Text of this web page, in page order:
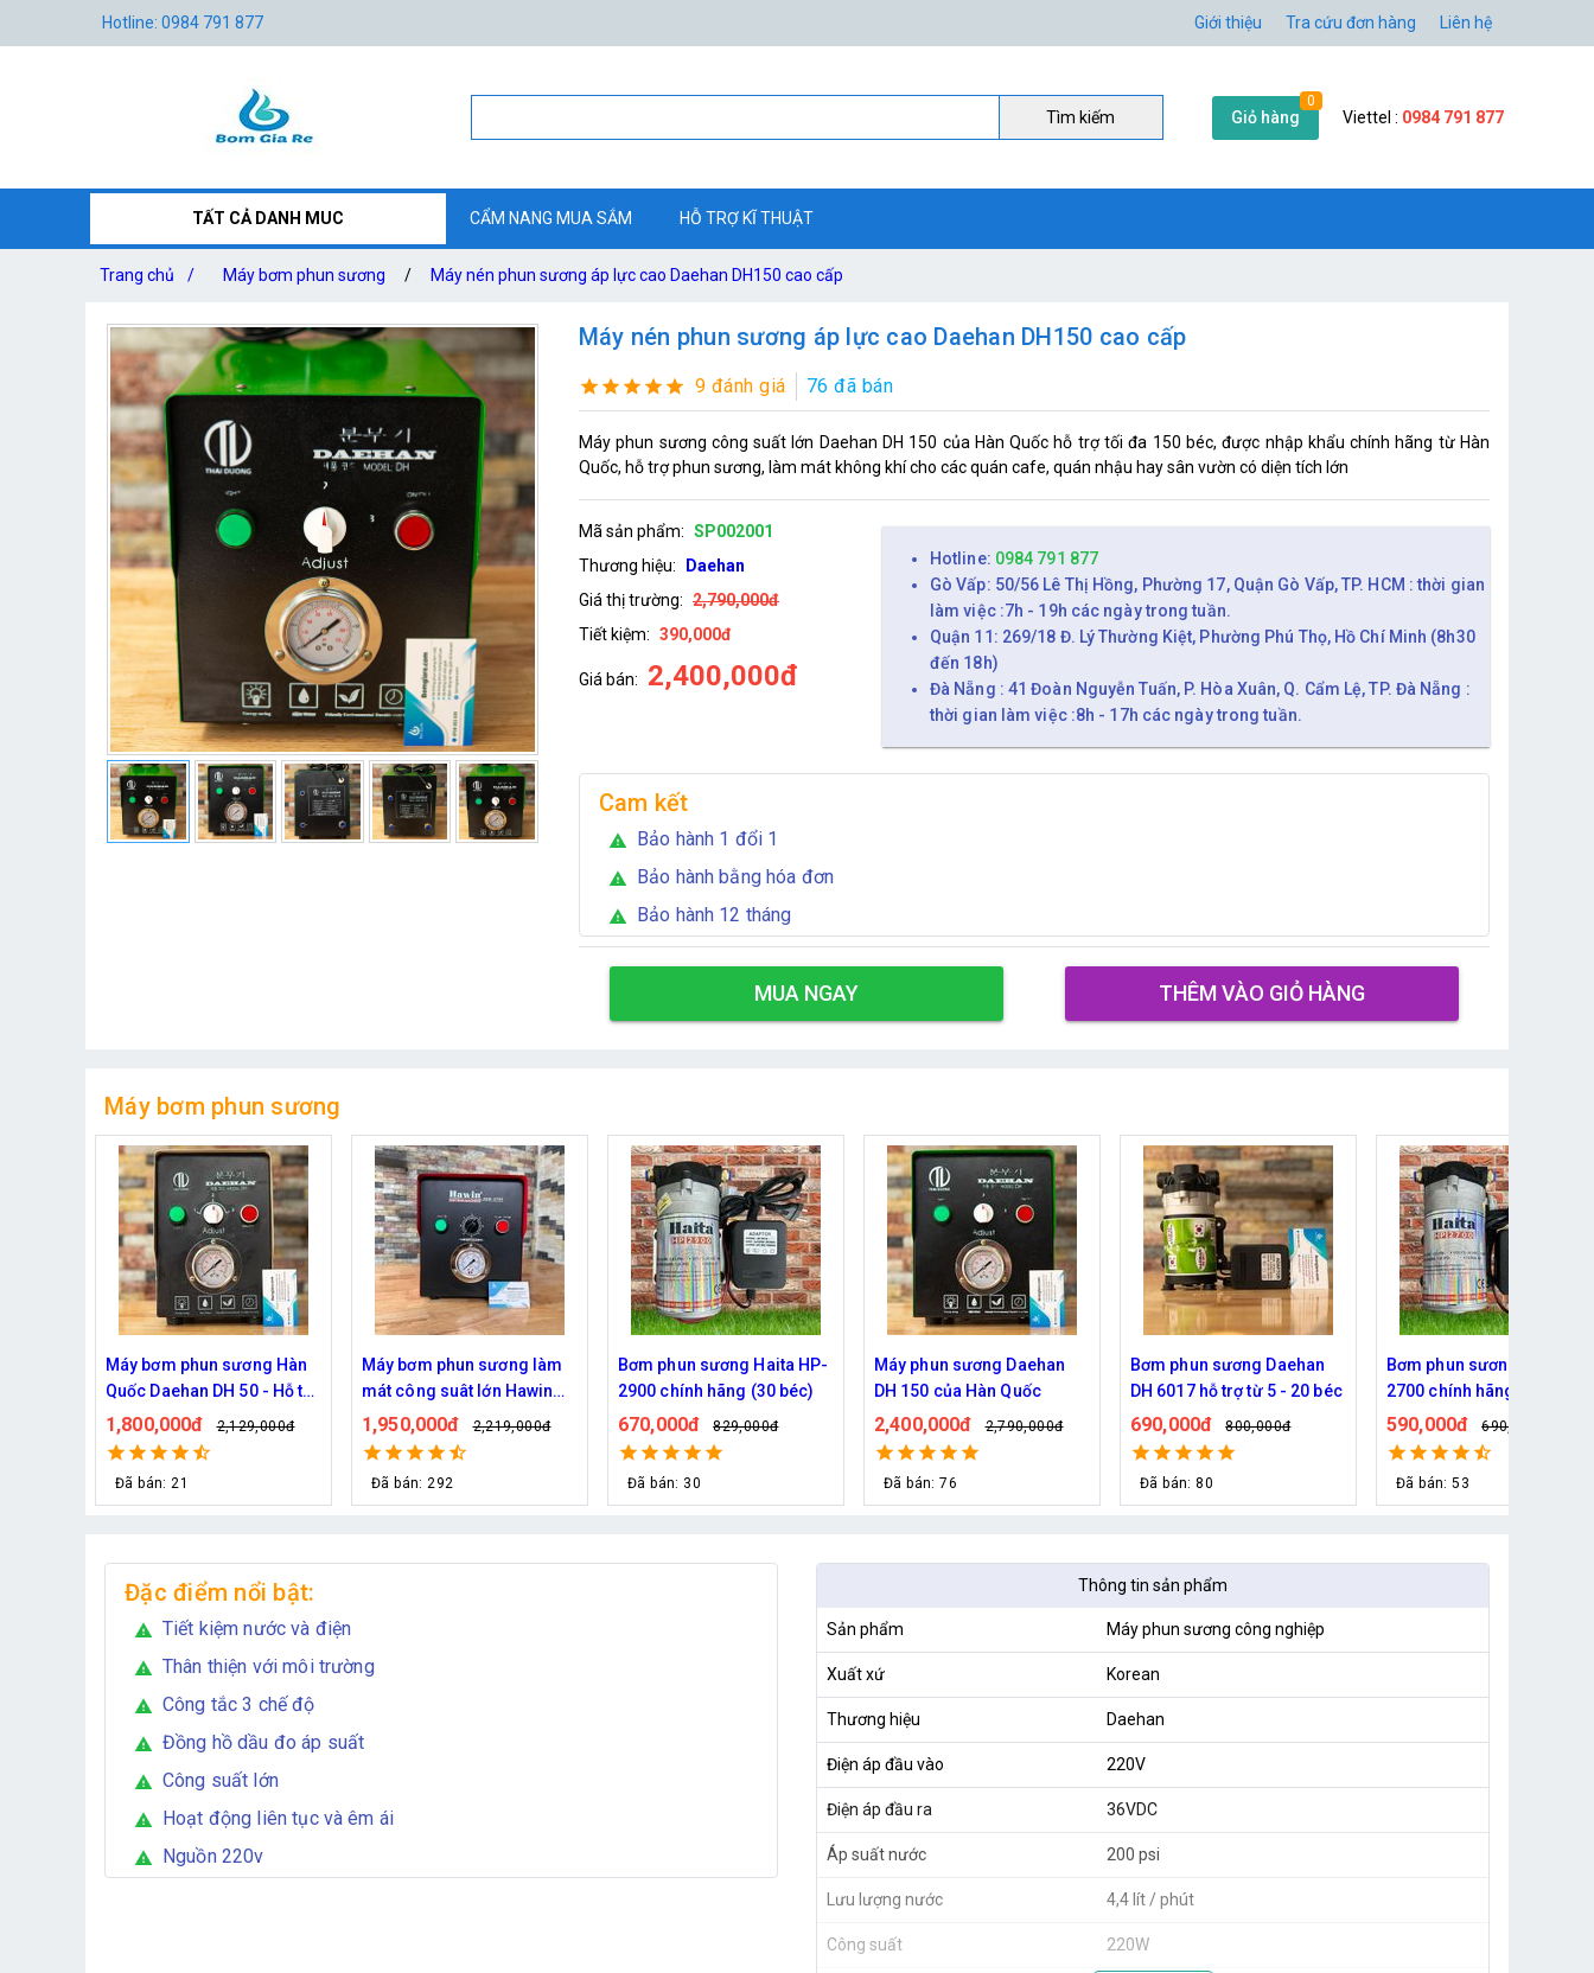
Hotline: 0984 791 877 Giới thiệu Tra cứu đơn hàng Liên hệ
Tìm kiếm Giỏ hàng
0
Viettel : 0984 791 877
TẤT CẢ DANH MUC CẨM NANG MUA SẮM HỖ TRỢ KĨ THUẬT
Trang chủ / Máy bơm phun sương / Máy nén phun sương áp lực cao Daehan DH150 cao cấp
Máy nén phun sương áp lực cao Daehan DH150 cao cấp
9 đánh giá 76 đã bán
Máy phun sương công suất lớn Daehan DH 150 của Hàn Quốc hỗ trợ tối đa 150 béc, được nhập khẩu chính hãng từ Hàn
Quốc, hỗ trợ phun sương, làm mát không khí cho các quán cafe, quán nhậu hay sân vườn có diện tích lớn
Mã sản phẩm: SP002001
Thương hiệu:
Daehan
Giá thị trường: 2,790,000đ
Tiết kiệm: 390,000đ
Giá bán: 2,400,000đ
Hotline: 0984 791 877
Gò Vấp: 50/56 Lê Thị Hồng, Phường 17, Quận Gò Vấp, TP. HCM : thời gian
làm việc :7h - 19h các ngày trong tuần.
Quận 11: 269/18 Đ. Lý Thường Kiệt, Phường Phú Thọ, Hồ Chí Minh (8h30
đến 18h)
Đà Nẵng : 41 Đoàn Nguyễn Tuấn, P. Hòa Xuân, Q. Cẩm Lệ, TP. Đà Nẵng :
thời gian làm việc :8h - 17h các ngày trong tuần.
Cam kết
warning Bảo hành 1 đổi 1
warning Bảo hành bằng hóa đơn
warning Bảo hành 12 tháng
MUA NGAY THÊM VÀO GIỎ HÀNG
Máy bơm phun sương
Máy bơm phun sương làm
mát công suât lớn Hawin
FOG-2703 hỗ trợ 70 đầu
phun
1,950,000đ 2,219,000đ
Đã bán: 292
Bơm phun sương Haita HP-
2900 chính hãng (30 béc)
670,000đ 829,000đ
Đã bán: 30
Máy phun sương Daehan
DH 150 của Hàn Quốc
2,400,000đ 2,790,000đ
Đã bán: 76
Bơm phun sương Daehan
DH 6017 hỗ trợ từ 5 - 20 béc
690,000đ 800,000đ
Đã bán: 80
Bơm phun sương Haita HP
2700 chính hãng
590,000đ 690,000đ
Đã bán: 53
Bơm phun sương Hawin
HP-2600 chính hãng (30
béc)
690,000đ 829,000đ
Đã bán: 24
Đặc điểm nổi bật:
warning Tiết kiệm nước và điện
warning Thân thiện với môi trường
warning Công tắc 3 chế độ
warning Đồng hồ dầu đo áp suất
warning Công suất lớn
warning Hoạt động liên tục và êm ái
warning Nguồn 220v
Thông tin sản phẩm
Sản phẩm Máy phun sương công nghiệp
Xuất xứ Korean
Thương hiệu Daehan
Điện áp đầu vào 220V
Điện áp đầu ra 36VDC
Áp suất nước 200 psi
Lưu lượng nước 4,4 lít / phút
Công suất 220W